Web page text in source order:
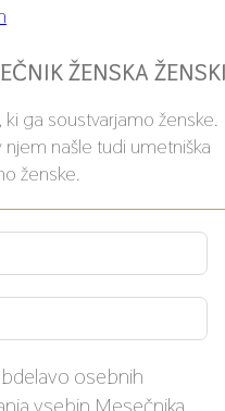
ŽENSKA
ki ga soustvarjamo ženske.
našle tudi umetniška
ženske.
osebnih
vsebin Mesečnika